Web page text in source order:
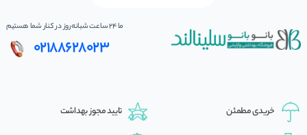
ما 24 ساعت شبانه‌روز در کنار شما هستیم
02188628023
خریدی مطمئن تایید مجوز بهداشت